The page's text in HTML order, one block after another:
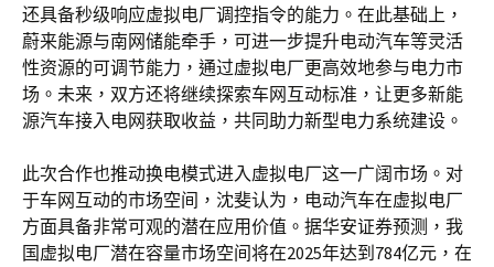
还具备秒级响应虚拟电厂调控指令的能力。在此基础上，
蔚来能源与南网储能牵手，可进一步提升电动汽车等灵活
性资源的可调节能力，通过虚拟电厂更高效地参与电力市
场。未来，双方还将继续探索车网互动标准，让更多新能
源汽车接入电网获取收益，共同助力新型电力系统建设。
此次合作也推动换电模式进入虚拟电厂这一广阔市场。对
于车网互动的市场空间，沈斐认为，电动汽车在虚拟电厂
方面具备非常可观的潜在应用价值。据华安证券预测，我
国虚拟电厂潜在容量市场空间将在2025年达到784亿元，在